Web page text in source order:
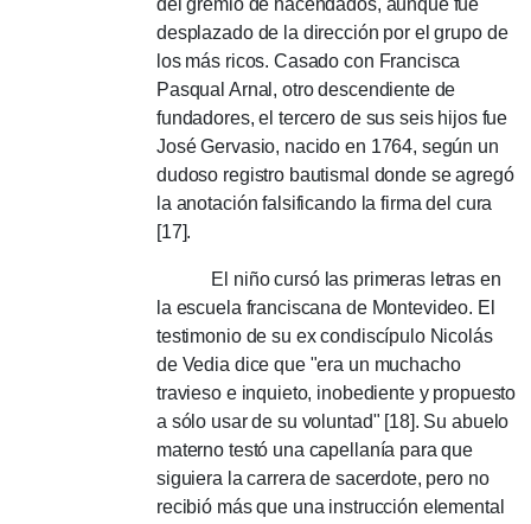
del gremio de hacendados, aunque fue
desplazado de la dirección por el grupo de
los más ricos.Casado con Francisca
Pasqual Arnal, otro descendiente de
fundadores, el tercero de sus seis hijos fue
José Gervasio, nacido en 1764, según un
dudoso registro bautismal donde se agregó
la anotación falsificando la firma del cura
[17].
El niño cursó las primeras letras en
la escuela franciscana de Montevideo. El
testimonio de su ex condiscípulo Nicolás
de Vedia dice que "era un muchacho
travieso e inquieto, inobediente y propuesto
a sólo usar de su voluntad" [18]. Su abuelo
materno testó una capellanía para que
siguiera la carrera de sacerdote, pero no
recibió más que una instrucción elemental